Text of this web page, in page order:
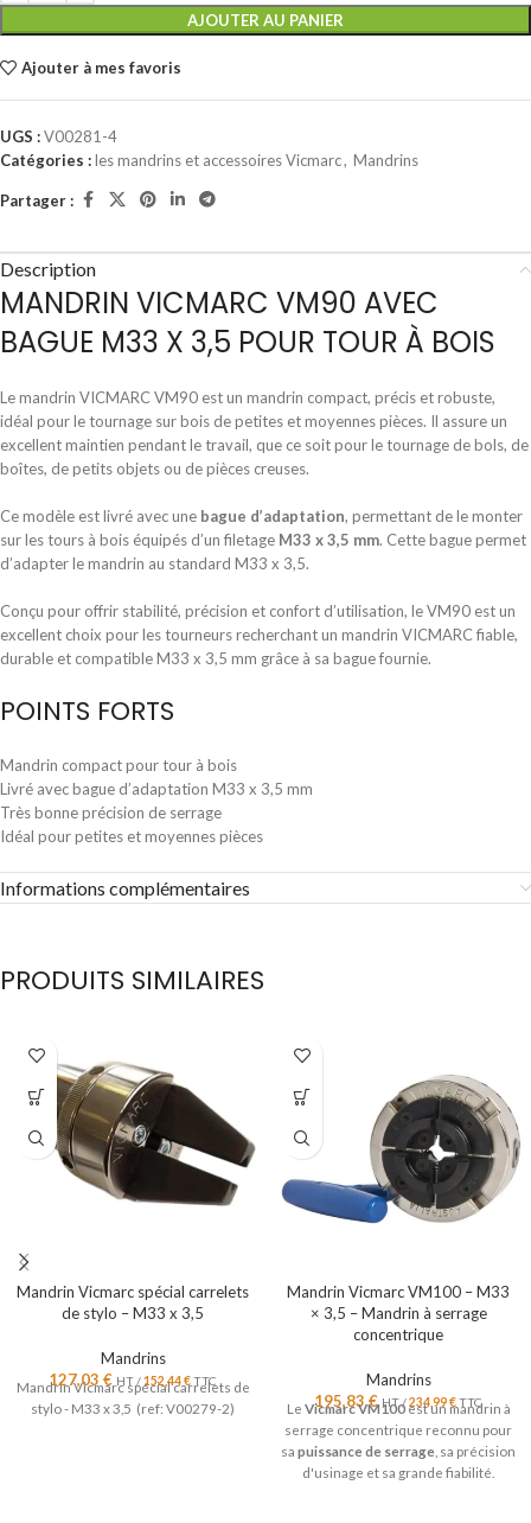
AJOUTER AU PANIER
Ajouter à mes favoris
UGS :V00281-4
Catégories :les mandrins et accessoires Vicmarc, Mandrins
Partager :
Description
MANDRIN VICMARC VM90 AVEC
BAGUE M33 X 3,5 POUR TOUR À BOIS
Le mandrin VICMARC VM90 est un mandrin compact, précis et robuste,
idéal pour le tournage sur bois de petites et moyennes pièces. Il assure un
excellent maintien pendant le travail, que ce soit pour le tournage de bols, de
boîtes, de petits objets ou de pièces creuses.
Ce modèle est livré avec une bague d’adaptation, permettant de le monter
sur les tours à bois équipés d’un filetage M33 x 3,5 mm. Cette bague permet
d’adapter le mandrin au standard M33 x 3,5.
Conçu pour offrir stabilité, précision et confort d’utilisation, le VM90 est un
excellent choix pour les tourneurs recherchant un mandrin VICMARC fiable,
durable et compatible M33 x 3,5 mm grâce à sa bague fournie.
POINTS FORTS
Mandrin compact pour tour à bois
Livré avec bague d’adaptation M33 x 3,5 mm
Très bonne précision de serrage
Idéal pour petites et moyennes pièces
Informations complémentaires
PRODUITS SIMILAIRES
Mandrin Vicmarc spécial carrelets
de stylo – M33 x 3,5
Mandrins
127,03 € HT /152,44€TTC
Mandrin Vicmarc spécial carrelets de
stylo - M33 x 3,5 (ref: V00279-2)
Mandrin Vicmarc VM100 – M33
× 3,5 – Mandrin à serrage
concentrique
Mandrins
195,83€ HT /234,99€TTC
Le Vicmarc VM100est un mandrin à
serrage concentrique reconnu pour
sa puissance de serrage , sa précision
d'usinage et sa grande fiabilité.